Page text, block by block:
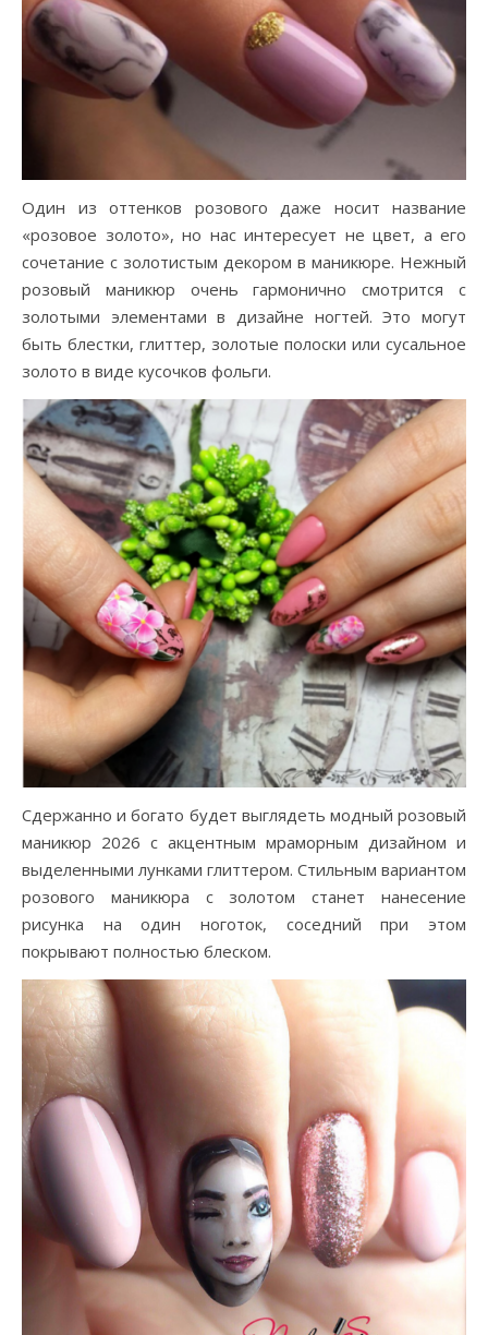
Один из оттенков розового даже носит название
«розовое золото», но нас интересует не цвет, а его
сочетание с золотистым декором в маникюре. Нежный
розовый маникюр очень гармонично смотрится с
золотыми элементами в дизайне ногтей. Это могут
быть блестки, глиттер, золотые полоски или сусальное
золото в виде кусочков фольги.
Сдержанно и богато будет выглядеть модный розовый
маникюр 2026 с акцентным мраморным дизайном и
выделенными лунками глиттером. Стильным вариантом
розового маникюра с золотом станет нанесение
рисунка на один ноготок, соседний при этом
покрывают полностью блеском.